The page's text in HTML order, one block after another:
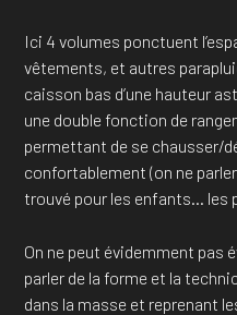
Ici 4 volumes ponctuent
vêtements, et autres
caisson bas d’une hauteur
une double fonction de
permettant de se chausser/
confortablement (on ne
trouvé pour les enfants… les
On ne peut évidemment pas
parler de la forme et la
dans la masse et reprenant